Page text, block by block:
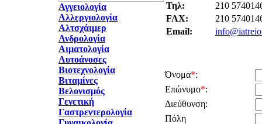
Αγγειολογία
Αλλεργιολογία
Αλτσχάιμερ
Ανδρολογία
Αιματολογία
Αυτοάνοσες
Βιοτεχνολογία
Βιταμίνες
Βελονισμός
Γενετική
Γαστρεντερολογία
Τηλ:
210
FAX:
210
Email:
Όνομα*:
Επώνυμο*:
Διεύθυνση:
Πόλη